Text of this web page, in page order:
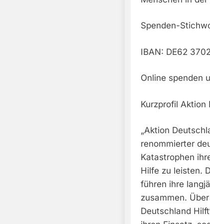
Spenden-
IBAN: DE62
Online spenden
Kurzprofil Aktion
„Aktion
renommierter
Katastrophen
Hilfe zu leisten.
führen ihre
zusammen.
Deutschland